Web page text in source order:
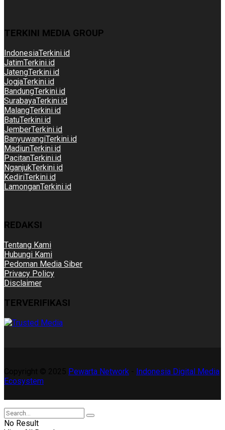
TERKINI MEDIA GROUP
IndonesiaTerkini.id
JatimTerkini.id
JatengTerkini.id
JogjaTerkini.id
BandungTerkini.id
SurabayaTerkini.id
MalangTerkini.id
BatuTerkini.id
JemberTerkini.id
BanyuwangiTerkini.id
MadiunTerkini.id
PacitanTerkini.id
NganjukTerkini.id
KediriTerkini.id
LamonganTerkini.id
REDAKSI
Tentang Kami
Hubungi Kami
Pedoman Media Siber
Privacy Policy
Disclaimer
TERVERIFIKASI
Pewarta Network
Indonesia Digital Media
Ecosystem
No Result